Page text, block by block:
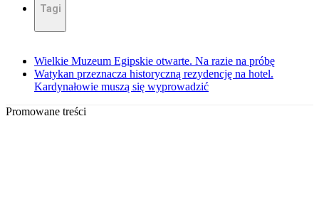
Tagi
Wielkie Muzeum Egipskie otwarte. Na razie na próbę
Watykan przeznacza historyczną rezydencję na hotel.
Kardynałowie muszą się wyprowadzić
Promowane treści